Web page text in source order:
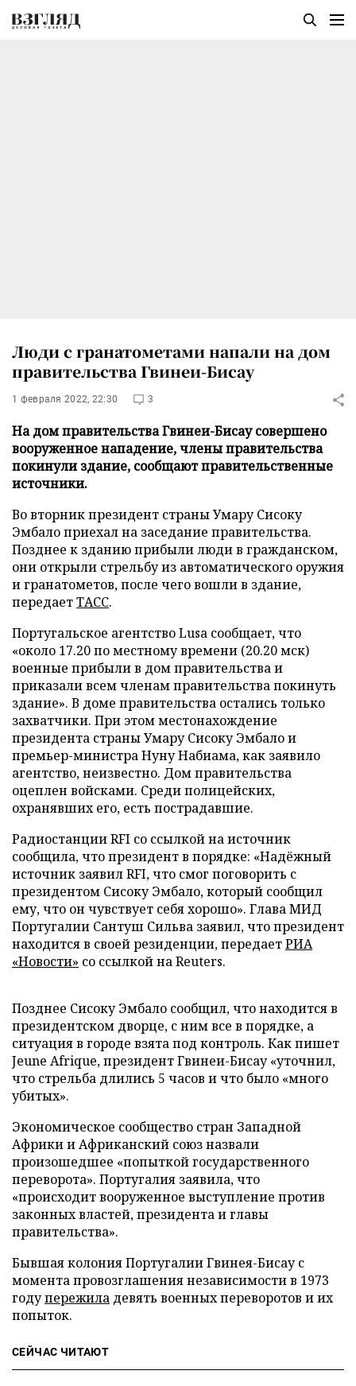
Люди с гранатометами напали на дом
правительства Гвинеи-Бисау
1 февраля 2022, 22:30 3
На дом правительства Гвинеи-Бисау совершено
вооруженное нападение, члены правительства
покинули здание, сообщают правительственные
источники.
Во вторник президент страны Умару Сисоку
Эмбало приехал на заседание правительства.
Позднее к зданию прибыли люди в гражданском,
они открыли стрельбу из автоматического оружия
и гранатометов, после чего вошли в здание,
передаетТАСС.
Португальское агентство Lusa сообщает, что
«около 17.20 по местному времени (20.20 мск)
военные прибыли в дом правительства и
приказали всем членам правительства покинуть
здание». В доме правительства остались только
захватчики. При этом местонахождение
президента страны Умару Сисоку Эмбало и
премьер-министра Нуну Набиама, как заявило
агентство, неизвестно. Дом правительства
оцеплен войсками. Среди полицейских,
охранявших его, есть пострадавшие.
Радиостанции RFI со ссылкой на источник
сообщила, что президент в порядке: «Надёжный
источник заявил RFI, что смог поговорить с
президентом Сисоку Эмбало, который сообщил
ему, что он чувствует себя хорошо». Глава МИД
Португалии Сантуш Сильва заявил, что президент
находится в своей резиденции, передаетРИА
«Новости» со ссылкой на Reuters.
Позднее Сисоку Эмбало сообщил, что находится в
президентском дворце, с ним все в порядке, а
ситуация в городе взята под контроль. Как пишет
Jeune Afrique, президент Гвинеи-Бисау «уточнил,
что стрельба длились 5 часов и что было «много
убитых».
Экономическое сообщество стран Западной
Африки и Африканский союз назвали
произошедшее «попыткой государственного
переворота». Португалия заявила, что
«происходит вооруженное выступление против
законных властей, президента и главы
правительства».
Бывшая колония Португалии Гвинея-Бисау с
момента провозглашения независимости в 1973
годупережила девять военных переворотов и их
попыток.
СЕЙЧАС ЧИТАЮТ